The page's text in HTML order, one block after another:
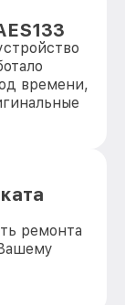
времени,
ремонта